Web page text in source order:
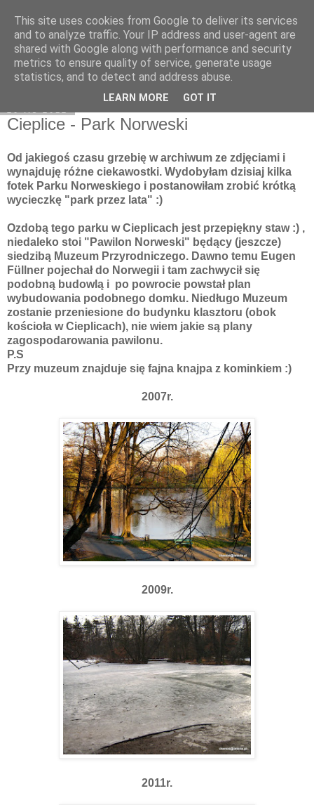
Moje miejsce
Cieplice - Park Norweski
Od jakiegoś czasu grzebię w archiwum ze zdjęciami i
wynajduję różne ciekawostki. Wydobyłam dzisiaj kilka
fotek Parku Norweskiego i postanowiłam zrobić krótką
wycieczkę "park przez lata" :)
Ozdobą tego parku w Cieplicach jest przepiękny staw :) ,
niedaleko stoi "Pawilon Norweski" będący (jeszcze)
siedzibą Muzeum Przyrodniczego. Dawno temu Eugen
Füllner pojechał do Norwegii i tam zachwycił się
podobną budowlą i po powrocie powstał plan
wybudowania podobnego domku. Niedługo Muzeum
zostanie przeniesione do budynku klasztoru (obok
kościoła w Cieplicach), nie wiem jakie są plany
zagospodarowania pawilonu.
P.S
Przy muzeum znajduje się fajna knajpa z kominkiem :)
2007r.
2009r.
2011r.
This site uses cookies from Google to deliver its services
and to analyze traffic. Your IP address and user-agent are
shared with Google along with performance and security
metrics to ensure quality of service, generate usage
statistics, and to detect and address abuse.
LEARN MORE GOT IT